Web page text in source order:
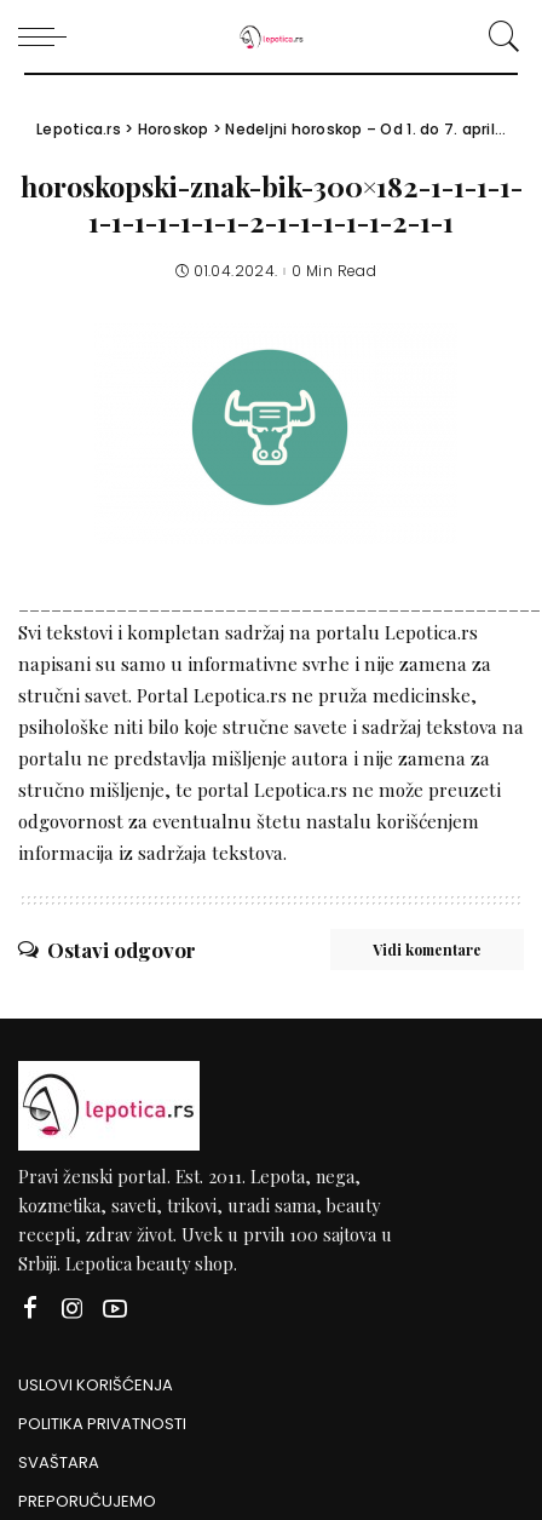
Lepotica.rs > Horoskop >Nedeljni horoskop – Od 1. do 7. aprila 2024.
horoskopski-znak-bik-300×182-1-1-1-1-
1-1-1-1-1-1-1-2-1-1-1-1-1-2-1-1
01.04.2024. 0 Min Read
Svi tekstovi i kompletan sadržaj na portalu Lepotica.rs
napisani su samo u informativne svrhe i nije zamena za
stručni savet. Portal Lepotica.rs ne pruža medicinske,
psihološke niti bilo koje stručne savete i sadržaj tekstova na
portalu ne predstavlja mišljenje autora i nije zamena za
stručno mišljenje, te portal Lepotica.rs ne može preuzeti
odgovornost za eventualnu štetu nastalu korišćenjem
informacija iz sadržaja tekstova.
Ostavi odgovor Vidi komentare
Pravi ženski portal. Est. 2011. Lepota, nega,
kozmetika, saveti, trikovi, uradi sama, beauty
recepti, zdrav život. Uvek u prvih 100 sajtova u
Srbiji. Lepotica beauty shop.
USLOVI KORIŠĆENJA
POLITIKA PRIVATNOSTI
SVAŠTARA
PREPORUČUJEMO